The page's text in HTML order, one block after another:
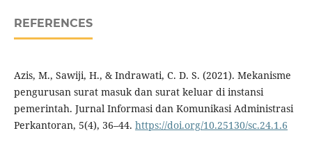
REFERENCES
Azis, M., Sawiji, H., & Indrawati, C. D. S. (2021). Mekanisme
pengurusan surat masuk dan surat keluar di instansi
pemerintah. Jurnal Informasi dan Komunikasi Administrasi
Perkantoran, 5(4), 36–44. https://doi.org/10.25130/sc.24.1.6